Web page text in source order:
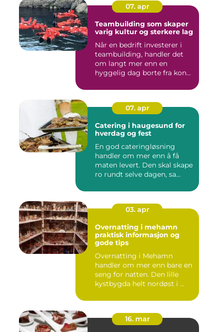
07. apr
Teambuilding som skaper
varig kultur og sterkere lag
Når en bedrift investerer i
teambuilding, handler det
om langt mer enn en
hyggelig dag borte fra kon...
07. apr
Catering i haugesund for
hverdag og fest
En god cateringløsning
handler om mer enn å få
maten levert. Den skal skape
ro rundt selve dagen, sa...
03. apr
Overnatting i mehamn
praktisk informasjon og
gode tips
Overnatting i Mehamn
handler om mer enn bare en
seng for natten. Den lille
kystbygda helt nordøst i ...
16. mar